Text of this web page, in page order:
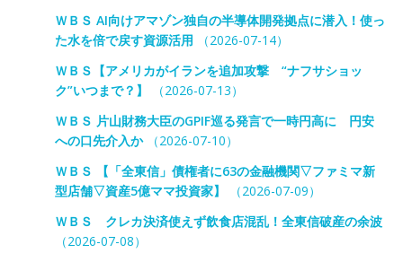
ＷＢＳ AI向けアマゾン独自の半導体開発拠点に潜入！使っ
た水を倍で戻す資源活用 （2026-07-14）
ＷＢＳ【アメリカがイランを追加攻撃 “ナフサショッ
ク”いつまで？】
（2026-07-13）
ＷＢＳ 片山財務大臣のGPIF巡る発言で一時円高に 円安
への口先介入か（2026-07-10）
ＷＢＳ 【「全東信」債権者に63の金融機関▽ファミマ新
型店舗▽資産5億ママ投資家】
（2026-07-09）
ＷＢＳ クレカ決済使えず飲食店混乱！全東信破産の余波
（2026-07-08）